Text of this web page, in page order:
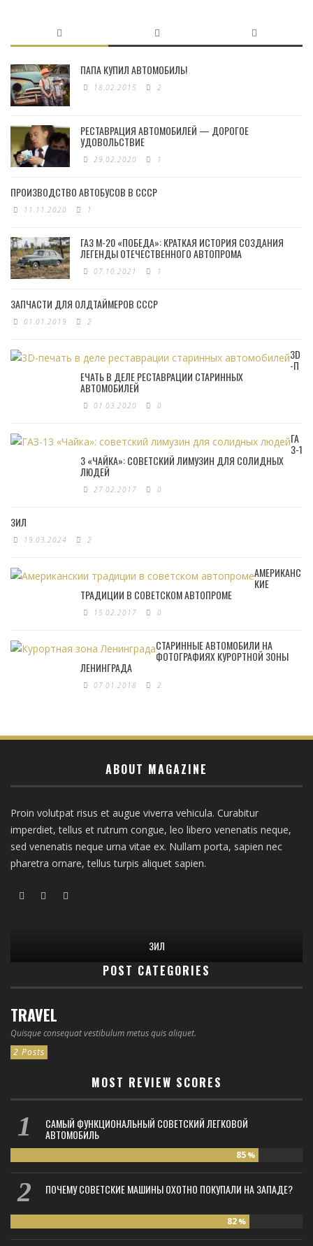
ПАПА КУПИЛ АВТОМОБИЛЬ!
18.02.2015 2
РЕСТАВРАЦИЯ АВТОМОБИЛЕЙ — ДОРОГОЕ
УДОВОЛЬСТВИЕ
29.02.2020 1
ПРОИЗВОДСТВО АВТОБУСОВ В СССР
11.11.2020 1
ГАЗ М-20 «ПОБЕДА»: КРАТКАЯ ИСТОРИЯ СОЗДАНИЯ
ЛЕГЕНДЫ ОТЕЧЕСТВЕННОГО АВТОПРОМА
07.10.2021 1
ЗАПЧАСТИ ДЛЯ ОЛДТАЙМЕРОВ СССР
01.01.2019 2
3D
-П
ЕЧАТЬ В ДЕЛЕ РЕСТАВРАЦИИ СТАРИННЫХ
АВТОМОБИЛЕЙ
01.03.2020 0
ГА
З-1
3 «ЧАЙКА»: СОВЕТСКИЙ ЛИМУЗИН ДЛЯ СОЛИДНЫХ
ЛЮДЕЙ
27.02.2017 0
ЗИЛ
19.03.2024 2
АМЕРИКАНС
КИЕ
ТРАДИЦИИ В СОВЕТСКОМ АВТОПРОМЕ
15.02.2017 0
СТАРИННЫЕ АВТОМОБИЛИ НА
ФОТОГРАФИЯХ КУРОРТНОЙ ЗОНЫ
ЛЕНИНГРАДА
07.01.2018 2
ABOUT MAGAZINE
Proin volutpat risus et augue viverra vehicula. Curabitur
imperdiet, tellus et rutrum congue, leo libero venenatis neque,
sed venenatis neque urna vitae ex. Nullam porta, sapien nec
pharetra ornare, tellus turpis aliquet sapien.
ЗИЛ
POST CATEGORIES
TRAVEL
Quisque consequat vestibulum metus quis aliquet.
2 Posts
MOST REVIEW SCORES
САМЫЙ ФУНКЦИОНАЛЬНЫЙ СОВЕТСКИЙ ЛЕГКОВОЙ
АВТОМОБИЛЬ
85 %
ПОЧЕМУ СОВЕТСКИЕ МАШИНЫ ОХОТНО ПОКУПАЛИ НА ЗАПАДЕ?
82 %